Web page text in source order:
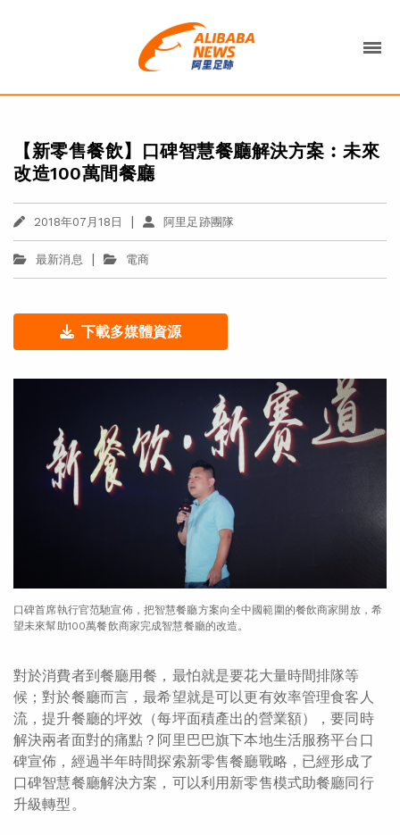
【新零售餐飲】口碑智慧餐廳解決方案︰未來
改造100萬間餐廳
2018年07月18日 | 阿里足跡團隊
最新消息 | 電商
下載多媒體資源
口碑首席執行官范馳宣佈，把智慧餐廳方案向全中國範圍的餐飲商家開放，希
望未來幫助100萬餐飲商家完成智慧餐廳的改造。
對於消費者到餐廳用餐，最怕就是要花大量時間排隊等
候；對於餐廳而言，最希望就是可以更有效率管理食客人
流，提升餐廳的坪效（每坪面積產出的營業額），要同時
解決兩者面對的痛點？阿里巴巴旗下本地生活服務平台口
碑宣佈，經過半年時間探索新零售餐廳戰略，已經形成了
口碑智慧餐廳解決方案，可以利用新零售模式助餐廳同行
升級轉型。